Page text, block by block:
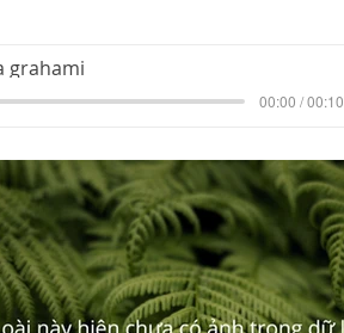
grahami
00:00 / 00:10